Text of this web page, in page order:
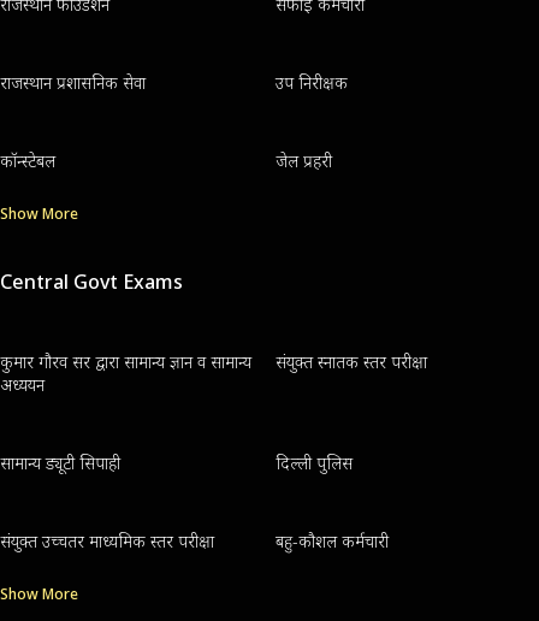
राजस्थान प्रशासनिक सेवा उप निरीक्षक
कॉन्स्टेबल जेल प्रहरी
Show More
Central Govt Exams
कुमार गौरव सर द्वारा सामान्य ज्ञान व सामान्य
अध्ययन
संयुक्त स्नातक स्तर परीक्षा
सामान्य ड्यूटी सिपाही दिल्ली पुलिस
संयुक्त उच्चतर माध्यमिक स्तर परीक्षा बहु-कौशल कर्मचारी
Show More